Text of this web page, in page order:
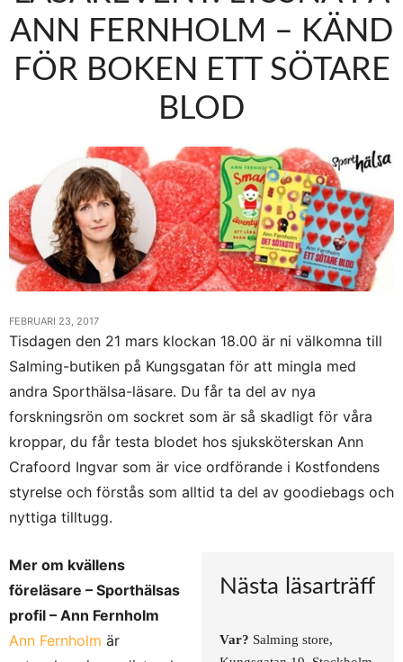
ANN FERNHOLM – KÄND
FÖR BOKEN ETT SÖTARE
BLOD
FEBRUARI 23, 2017
Tisdagen den 21 mars klockan 18.00 är ni välkomna till
Salming-butiken på Kungsgatan för att mingla med
andra Sporthälsa-läsare. Du får ta del av nya
forskningsrön om sockret som är så skadligt för våra
kroppar, du får testa blodet hos sjuksköterskan Ann
Crafoord Ingvar som är vice ordförande i Kostfondens
styrelse och förstås som alltid ta del av goodiebags och
nyttiga tilltugg.
Nästa läsarträff
Var? Salming store,
Mer om kvällens
föreläsare – Sporthälsas
profil – Ann Fernholm
Ann Fernholm är